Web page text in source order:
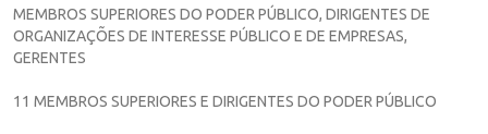
MEMBROS SUPERIORES DO PODER PÚBLICO, DIRIGENTES DE
ORGANIZAÇÕES DE INTERESSE PÚBLICO E DE EMPRESAS,
GERENTES
11 MEMBROS SUPERIORES E DIRIGENTES DO PODER PÚBLICO